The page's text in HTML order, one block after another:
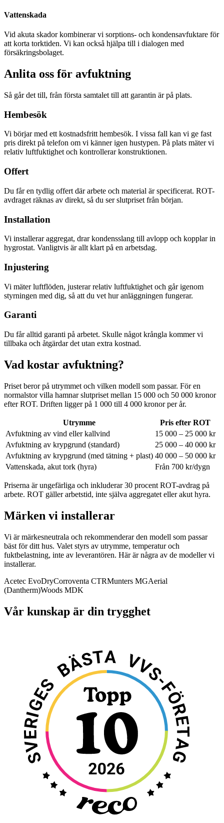
Vattenskada
Vid akuta skador kombinerar vi sorptions- och kondensavfuktare för
att korta torktiden. Vi kan också hjälpa till i dialogen med
försäkringsbolaget.
Anlita oss för avfuktning
Så går det till, från första samtalet till att garantin är på plats.
Hembesök
Vi börjar med ett kostnadsfritt hembesök. I vissa fall kan vi ge fast
pris direkt på telefon om vi känner igen hustypen. På plats mäter vi
relativ luftfuktighet och kontrollerar konstruktionen.
Offert
Du får en tydlig offert där arbete och material är specificerat. ROT-
avdraget räknas av direkt, så du ser slutpriset från början.
Installation
Vi installerar aggregat, drar kondensslang till avlopp och kopplar in
hygrostat. Vanligtvis är allt klart på en arbetsdag.
Injustering
Vi mäter luftflöden, justerar relativ luftfuktighet och går igenom
styrningen med dig, så att du vet hur anläggningen fungerar.
Garanti
Du får alltid garanti på arbetet. Skulle något krångla kommer vi
tillbaka och åtgärdar det utan extra kostnad.
Vad kostar avfuktning?
Priset beror på utrymmet och vilken modell som passar. För en
normalstor villa hamnar slutpriset mellan 15 000 och 50 000 kronor
efter ROT. Driften ligger på 1 000 till 4 000 kronor per år.
Utrymme
Pris efter ROT
Avfuktning av vind eller kallvind
15 000 – 25 000 kr
Avfuktning av krypgrund (standard)
25 000 – 40 000 kr
Avfuktning av krypgrund (med tätning + plast) 40 000 – 50 000 kr
Vattenskada, akut tork (hyra)
Från 700 kr/dygn
Priserna är ungefärliga och inkluderar 30 procent ROT-avdrag på
arbete. ROT gäller arbetstid, inte själva aggregatet eller akut hyra.
Märken vi installerar
Vi är märkesneutrala och rekommenderar den modell som passar
bäst för ditt hus. Valet styrs av utrymme, temperatur och
fuktbelastning, inte av leverantören. Här är några av de modeller vi
installerar.
Acetec EvoDryCorroventa CTRMunters MGAerial
(Dantherm)Woods MDK
Vår kunskap är din trygghet